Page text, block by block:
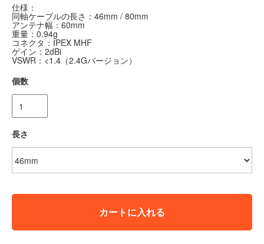
仕様：
同軸ケーブルの長さ：46mm / 80mm
アンテナ幅：60mm
重量：0.94g
コネクタ：IPEX MHF
ゲイン：2dBi
VSWR：<1.4（2.4Gバージョン）
個数
長さ
カートに入れる